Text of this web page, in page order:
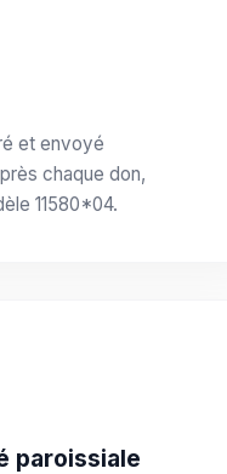
et envoyé
chaque don,
11580*04.
paroissiale